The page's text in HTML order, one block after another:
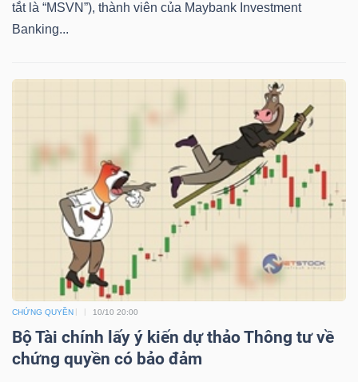
tắt là “MSVN”), thành viên của Maybank Investment
Banking...
CHỨNG QUYỀN 10/10 20:00
Bộ Tài chính lấy ý kiến dự thảo Thông tư về
chứng quyền có bảo đảm
NGHỆ
THÔNG
DỊCH